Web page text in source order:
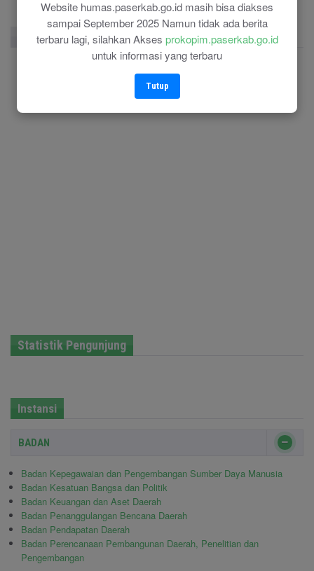
Website humas.paserkab.go.id masih bisa diakses
sampai September 2025 Namun tidak ada berita
terbaru lagi, silahkan Akses prokopim.paserkab.go.id
untuk informasi yang terbaru
Tutup
Facebook Page Twitter Instagram
Statistik Pengunjung
Instansi
BADAN
Badan Kepegawaian dan Pengembangan Sumber Daya Manusia
Badan Kesatuan Bangsa dan Politik
Badan Keuangan dan Aset Daerah
Badan Penanggulangan Bencana Daerah
Badan Pendapatan Daerah
Badan Perencanaan Pembangunan Daerah, Penelitian dan
Pengembangan